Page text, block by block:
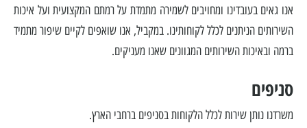
אנו גאים בעובדינו ומחויבים לשמירה מתמדת על רמתם המקצועית ועל איכות
השירותים הניתנים לכלל לקוחותינו. במקביל, אנו שואפים לקיים שיפור מתמיד
ברמה ובאיכות השירותים המגוונים שאנו מעניקים.
סניפים
משרדנו נותן שירות לכלל הלקוחות בסניפים ברחבי הארץ.